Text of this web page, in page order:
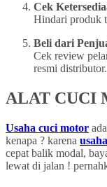
Cek
Hindari produk
Beli dari
Cek review
resmi distributor.
ALAT CUCI
Usaha cuci motor
kenapa ? karena
cepat balik modal,
lewat di jalan !